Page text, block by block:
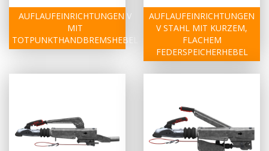
AUFLAUFEINRICHTUNGEN V
MIT
TOTPUNKTHANDBREMSHEBEL
AUFLAUFEINRICHTUNGEN
V STAHL MIT KURZEM,
FLACHEM
FEDERSPEICHERHEBEL